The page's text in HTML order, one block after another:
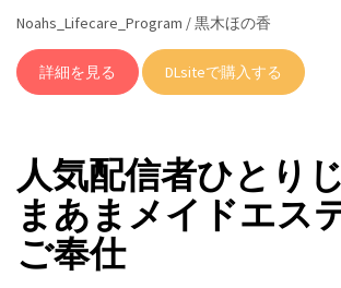
Noahs_Lifecare_Program / 黒木ほの香
詳細を見る DLsiteで購入する
人気配信者ひとり
まあまメイドエス
ご奉仕